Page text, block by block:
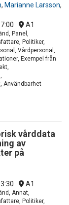
, Marianne Larsson,
A1
Panel,
Politiker,
Vårdpersonal,
Exempel från
Användbarhet
vårddata
av
på
A1
Annat,
Politiker,